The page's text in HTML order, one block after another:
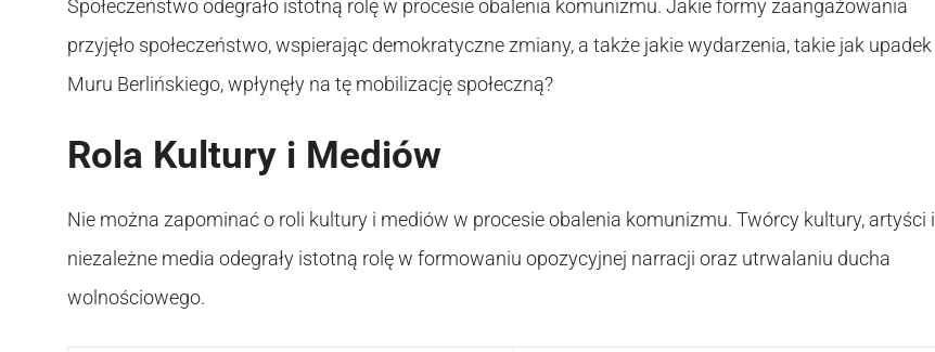
Społeczeństwo odegrało istotną rolę w procesie obalenia komunizmu. Jakie formy zaangażowania
przyjęło społeczeństwo, wspierając demokratyczne zmiany, a także jakie wydarzenia, takie jak upadek
Muru Berlińskiego, wpłynęły na tę mobilizację społeczną?
Rola Kultury i Mediów
Nie można zapominać o roli kultury i mediów w procesie obalenia komunizmu. Twórcy kultury, artyści i
niezależne media odegrały istotną rolę w formowaniu opozycyjnej narracji oraz utrwalaniu ducha
wolnościowego.